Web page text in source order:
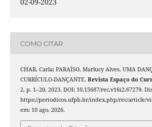
COMO CITAR
CHAR, Carla; PARAÍSO, Marlucy Alves. UMA
CURRÍCULO-DANÇANTE. Revista Espaço do
2, p. 1–20, 2023. DOI: 10.15687/rec.v16i2.67279.
https://periodicos.ufpb.br/index.php/rec/article/
em: 10 ago. 2026.